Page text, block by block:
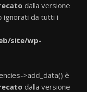
dalla versione
ignorati da tutti i
site/wp-
>add_data() è
dalla versione